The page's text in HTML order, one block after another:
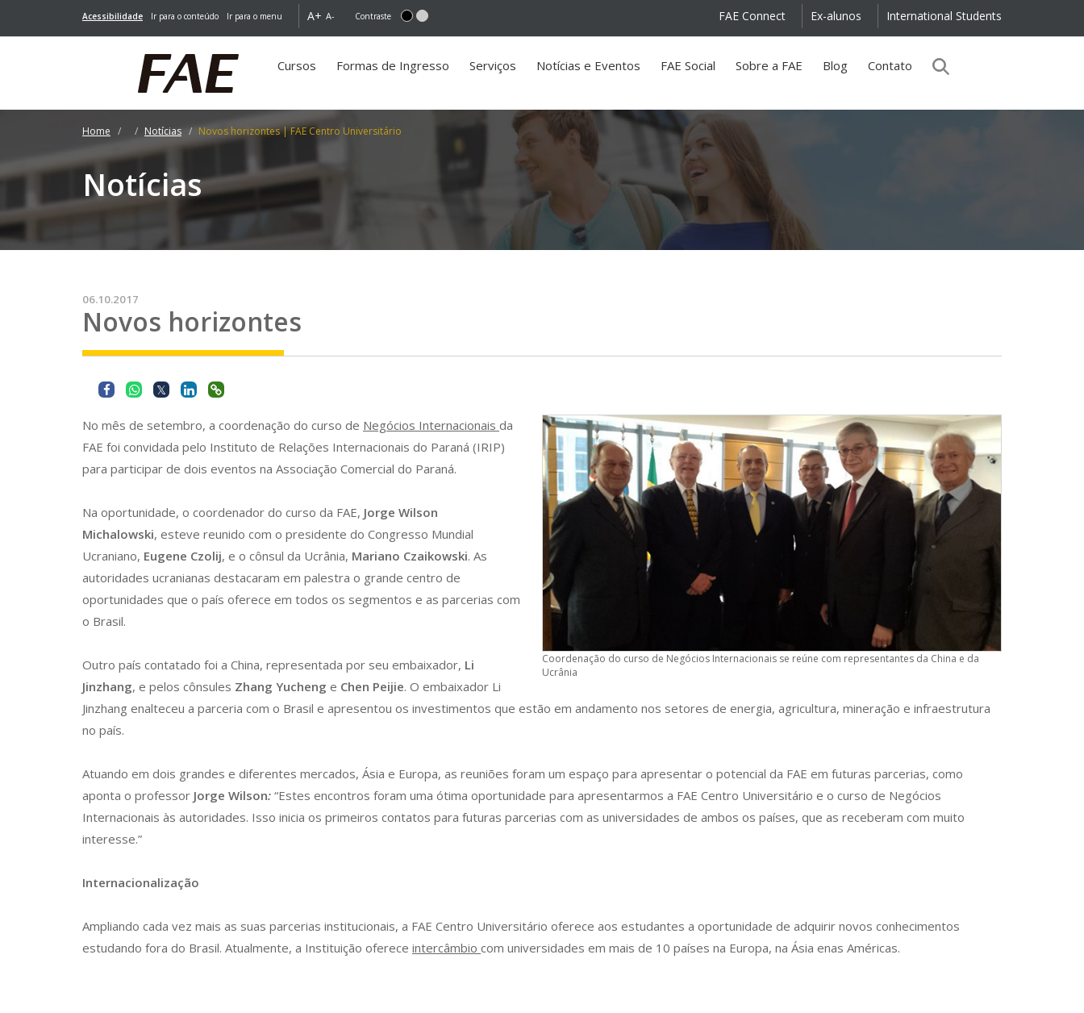
Acessibilidade Ir para o conteúdo Ir para o menu A+ A- Contraste International Students
Ex-alunos
FAE Connect
Cursos Formas de Ingresso Serviços Notícias e Eventos FAE Social Sobre a FAE Blog Contato
Home Notícias Novos horizontes | FAE Centro Universitário
Notícias
06.10.2017
Novos horizontes
Coordenação do curso de Negócios Internacionais se reúne com representantes da China e da
Ucrânia
No mês de setembro, a coordenação do curso de Negócios Internacionais da
FAE foi convidada pelo Instituto de Relações Internacionais do Paraná (IRIP)
para participar de dois eventos na Associação Comercial do Paraná.
Na oportunidade, o coordenador do curso da FAE, Jorge Wilson
Michalowski, esteve reunido com o presidente do Congresso Mundial
Ucraniano, Eugene Czolij, e o cônsul da Ucrânia, Mariano Czaikowski. As
autoridades ucranianas destacaram em palestra o grande centro de
oportunidades que o país oferece em todos os segmentos e as parcerias com
o Brasil.
Outro país contatado foi a China, representada por seu embaixador, Li
Jinzhang, e pelos cônsules Zhang Yucheng e Chen Peijie. O embaixador Li
Jinzhang enalteceu a parceria com o Brasil e apresentou os investimentos que estão em andamento nos setores de energia, agricultura, mineração e infraestrutura
no país.
Atuando em dois grandes e diferentes mercados, Ásia e Europa, as reuniões foram um espaço para apresentar o potencial da FAE em futuras parcerias, como
aponta o professor Jorge Wilson: “Estes encontros foram uma ótima oportunidade para apresentarmos a FAE Centro Universitário e o curso de Negócios
Internacionais às autoridades. Isso inicia os primeiros contatos para futuras parcerias com as universidades de ambos os países, que as receberam com muito
interesse.”
Internacionalização
Ampliando cada vez mais as suas parcerias institucionais, a FAE Centro Universitário oferece aos estudantes a oportunidade de adquirir novos conhecimentos
estudando fora do Brasil. Atualmente, a Instituição oferece intercâmbio com universidades em mais de 10 países na Europa, na Ásia enas Américas.